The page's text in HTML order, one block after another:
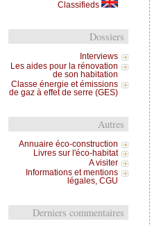
Classifieds
Dossiers
Interviews
Les aides pour la rénovation
de son habitation
Classe énergie et émissions
de gaz à effet de serre (GES)
Autres
Annuaire éco-construction
Livres sur l'éco-habitat
A visiter
Informations et mentions
légales, CGU
Derniers commentaires